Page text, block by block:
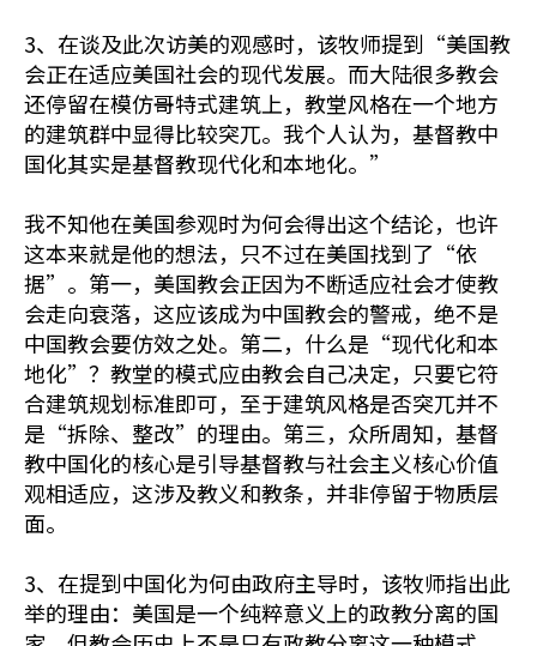
3、在谈及此次访美的观感时，该牧师提到“美国教
会正在适应美国社会的现代发展。而大陆很多教会
还停留在模仿哥特式建筑上，教堂风格在一个地方
的建筑群中显得比较突兀。我个人认为，基督教中
国化其实是基督教现代化和本地化。”
我不知他在美国参观时为何会得出这个结论，也许
这本来就是他的想法，只不过在美国找到了“依
据”。第一，美国教会正因为不断适应社会才使教
会走向衰落，这应该成为中国教会的警戒，绝不是
中国教会要仿效之处。第二，什么是“现代化和本
地化”？教堂的模式应由教会自己决定，只要它符
合建筑规划标准即可，至于建筑风格是否突兀并不
是“拆除、整改”的理由。第三，众所周知，基督
教中国化的核心是引导基督教与社会主义核心价值
观相适应，这涉及教义和教条，并非停留于物质层
面。
3、在提到中国化为何由政府主导时，该牧师指出此
举的理由：美国是一个纯粹意义上的政教分离的国